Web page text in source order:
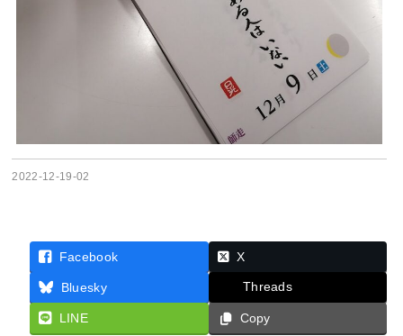
2022-12-19-02
Facebook X
Bluesky Threads
LINE Copy